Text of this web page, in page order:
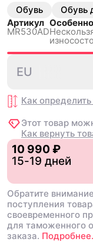
Обувь Обувь
Артикул
MR530AD
EU
Как
Этот товар
Как вернуть
10 990 ₽
15-19 дней
Обратите
поступления
своевременного
для таможенного
заказа. Подробнее.